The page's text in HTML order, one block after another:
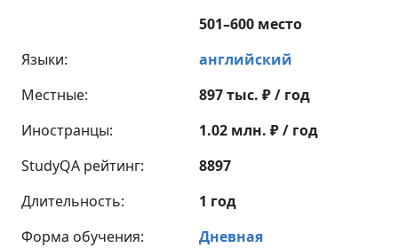
501–600 место
Языки:
английский
Местные:
897 тыс. ₽ / год
Иностранцы:
1.02 млн. ₽ / год
StudyQA рейтинг:
8897
Длительность:
1 год
Форма обучения:
Дневная